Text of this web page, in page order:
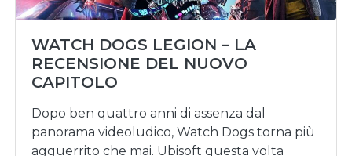
WATCH DOGS LEGION – LA
RECENSIONE DEL NUOVO
CAPITOLO
Dopo ben quattro anni di assenza dal
panorama videoludico, Watch Dogs torna più
agguerrito che mai. Ubisoft questa volta